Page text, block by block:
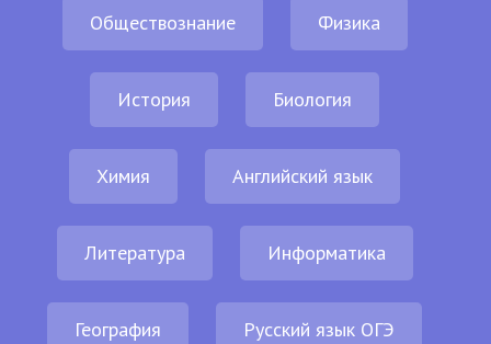
Обществознание Физика
История Биология
Химия Английский язык
Литература Информатика
География Русский язык ОГЭ